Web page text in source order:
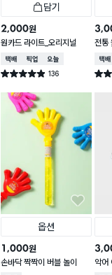
담기
2,000원
원카드 라이트_오리지널
택배배송매장픽업오늘배송
별점 4.9점 136
건 작성
전통
택배
별점
옵션
1,000원
손바닥 짝짝이 버블 놀이 악어